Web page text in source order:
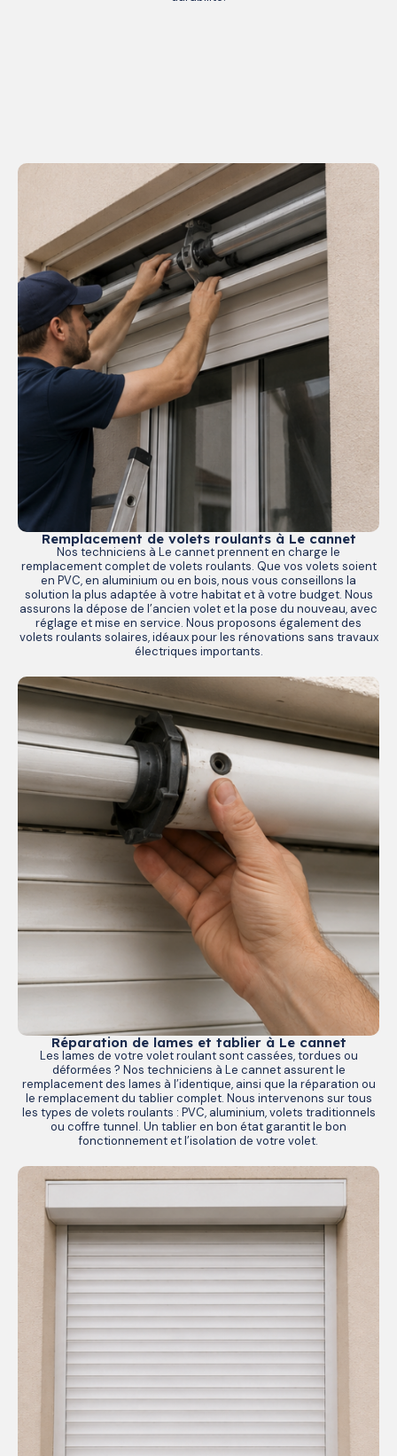
Remplacement de volets roulants à Le cannet
Nos techniciens à Le cannet prennent en charge le
remplacement complet de volets roulants. Que vos volets soient
en PVC, en aluminium ou en bois, nous vous conseillons la
solution la plus adaptée à votre habitat et à votre budget. Nous
assurons la dépose de l’ancien volet et la pose du nouveau, avec
réglage et mise en service. Nous proposons également des
volets roulants solaires, idéaux pour les rénovations sans travaux
électriques importants.
Réparation de lames et tablier à Le cannet
Les lames de votre volet roulant sont cassées, tordues ou
déformées ? Nos techniciens à Le cannet assurent le
remplacement des lames à l’identique, ainsi que la réparation ou
le remplacement du tablier complet. Nous intervenons sur tous
les types de volets roulants : PVC, aluminium, volets traditionnels
ou coffre tunnel. Un tablier en bon état garantit le bon
fonctionnement et l’isolation de votre volet.